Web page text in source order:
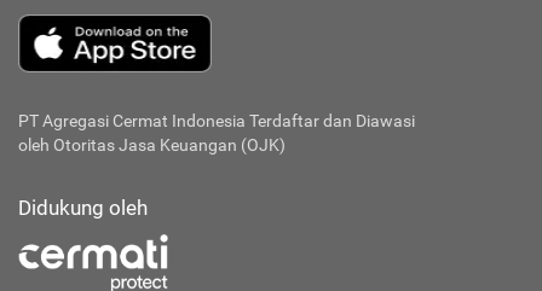
PT Agregasi Cermat Indonesia Terdaftar dan Diawasi
oleh Otoritas Jasa Keuangan (OJK)
Didukung oleh